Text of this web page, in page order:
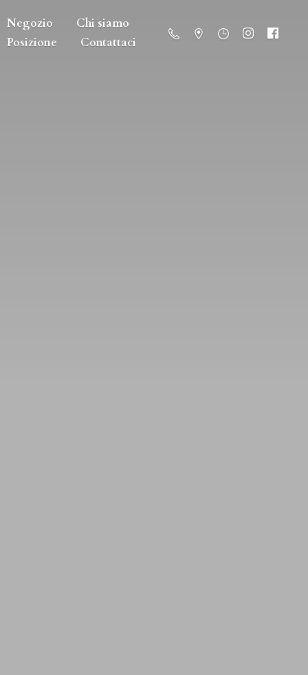
Negozio
Chi siamo
Posizione
Contattaci